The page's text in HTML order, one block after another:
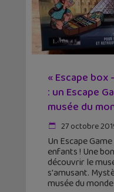
« Escape box
: un Escape
musée du
27 octobre
Un Escape
enfants ! Une
découvrir le
s'amusant.
musée du